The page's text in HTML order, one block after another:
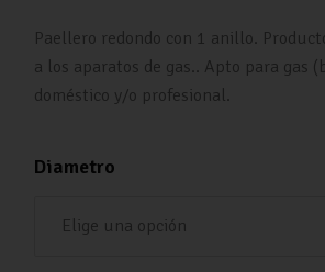
Paellero redondo con 1 anillo.
a los aparatos de gas.. Apto para
doméstico y/o profesional.
Diametro